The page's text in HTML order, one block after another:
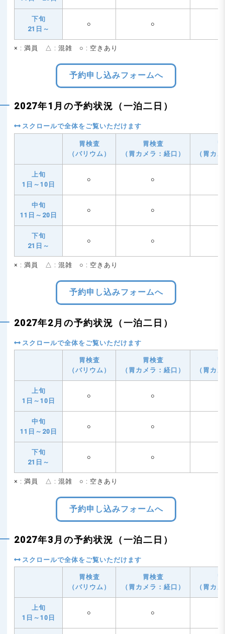
下旬
21日～
○ ○
× : 満員 △ : 混雑 ○ : 空きあり
予約申し込みフォームへ
2027年1月の予約状況（一泊二日）
胃検査
（バリウム）
胃検査
（胃カメラ：経口）
（胃カ
上旬
1日～10日
○ ○
中旬
11日～20日
○ ○
下旬
21日～
○ ○
× : 満員 △ : 混雑 ○ : 空きあり
予約申し込みフォームへ
2027年2月の予約状況（一泊二日）
胃検査
（バリウム）
胃検査
（胃カメラ：経口）
（胃カ
上旬
1日～10日
○ ○
中旬
11日～20日
○ ○
下旬
21日～
○ ○
× : 満員 △ : 混雑 ○ : 空きあり
予約申し込みフォームへ
2027年3月の予約状況（一泊二日）
胃検査
（バリウム）
胃検査
（胃カメラ：経口）
（胃カ
上旬
1日～10日
○ ○